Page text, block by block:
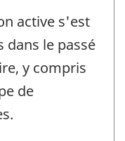
active s'est
dans le passé
y compris
de